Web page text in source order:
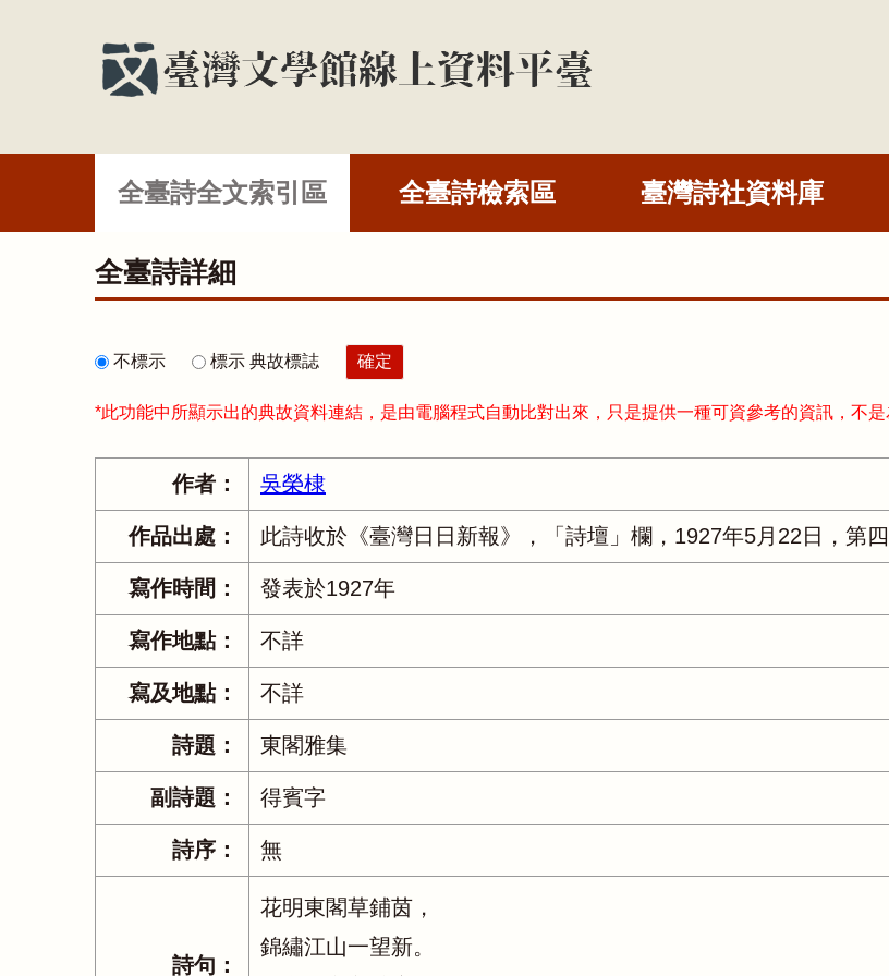
全臺詩全文索引區 全臺詩檢索區 臺灣詩社資料庫
全臺詩詳細
不標示 標示 典故標誌
*此功能中所顯示出的典故資料連結，是由電腦程式自動比對出來，只是提供一種可資參考的資訊，不
作者： 吳榮棣
作品出處： 此詩收於《臺灣日日新報》，「詩壇」欄，1927年5月22日，第四
寫作時間： 發表於1927年
寫作地點： 不詳
寫及地點： 不詳
詩題： 東閣雅集
副詩題： 得賓字
詩序： 無
詩句：
花明東閣草鋪茵，
錦繡江山一望新。